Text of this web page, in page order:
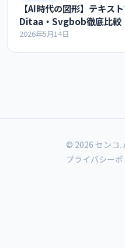
【AI時代の図形】テキス
Ditaa・Svgbob徹底比較
2026年5月14日
© 2026 センコ
プライバシーポ